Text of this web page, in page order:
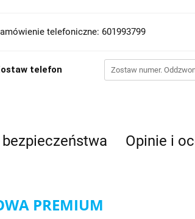
telefoniczne: 601993799
telefon
Opinie i
PREMIUM